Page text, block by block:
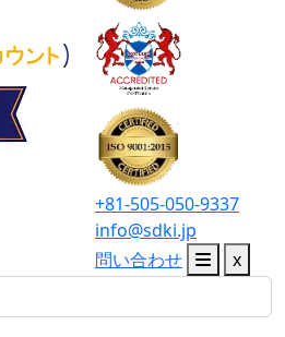
+81-505-050-9337
info@sdki.jp
問い合わせ
x